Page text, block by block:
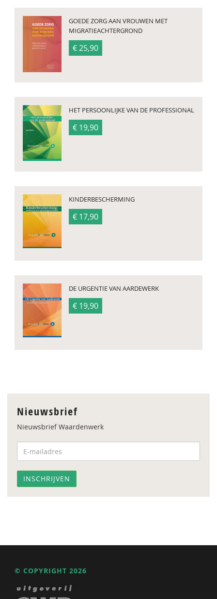
GOEDE ZORG AAN VROUWEN MET
MIGRATIEACHTERGROND
€ 25,90
HET PERSOONLIJKE VAN DE PROFESSIONAL
€ 19,90
KINDERBESCHERMING
€ 17,90
DE URGENTIE VAN AARDEWERK
€ 19,90
Nieuwsbrief
Nieuwsbrief Waardenwerk
© COPYRIGHT 2026